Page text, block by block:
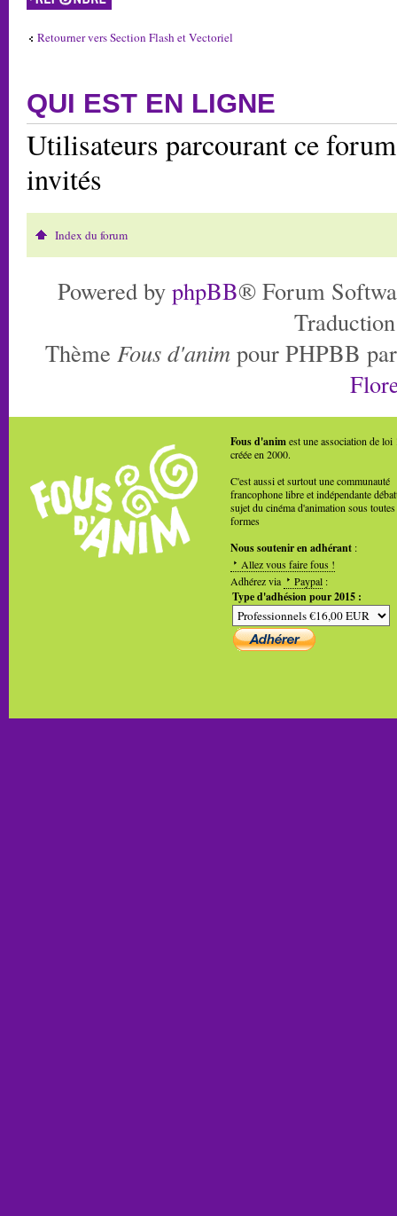
Retourner vers Section Flash et Vectoriel
QUI EST EN LIGNE
Utilisateurs parcourant ce
invités
Index du forum
Powered by phpBB® Forum
Thème Fous d'anim pour PHPBB
Fous d'animest une association de loi
créée en 2000.
C'est aussi et surtout une communauté
francophone libre et indépendante
sujet du cinéma d'animation sous toutes
formes
Nous soutenir en adhérant :
Allez vous faire fous !
Adhérez via
Paypal :
Type d'adhésion pour 2015 :